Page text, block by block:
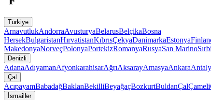
Türkiye
ArnavutlukAndorraAvusturyaBelarusBelçikaBosna
HersekBulgaristanHırvatistanKıbrısÇekyaDanimarkaEstonya
MakedonyaNorveçPolonyaPortekizRomanyaRusyaSan Marino
Denizli
AdanaAdıyamanAfyonkarahisarAğrıAksarayAmasyaAnkara
Çal
AcıpayamBabadağBaklanBekilliBeyağaçBozkurtBuldanÇalÇameli
İsmailler